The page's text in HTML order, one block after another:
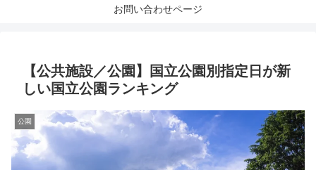
お問い合わせページ
【公共施設／公園】国立公園別指定日が新
しい国立公園ランキング
公園